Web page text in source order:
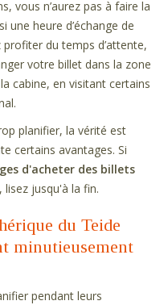
vous n’aurez pas à faire la
une heure d’échange de
du temps d’attente,
votre billet dans la zone
cabine, en visitant certains
planifier, la vérité est
certains avantages. Si
d'acheter des billets
, lisez jusqu'à la fin.
du Teide
minutieusement
pendant leurs